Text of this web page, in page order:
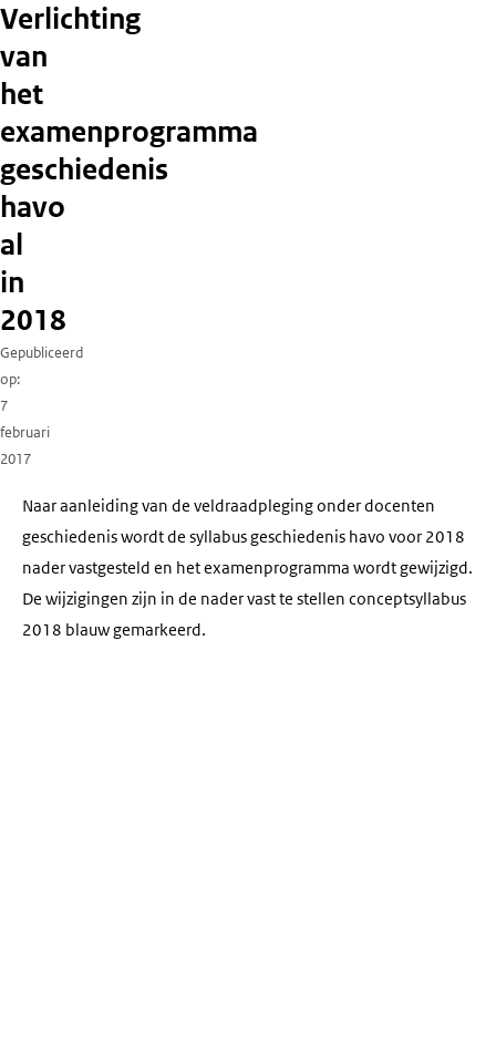
Verlichting
van
het
examenprogramma
geschiedenis
havo
al
in
2018
Gepubliceerd
op
7
februari
2017
Naar aanleiding van de veldraadpleging onder docenten
geschiedenis wordt de syllabus geschiedenis havo voor 2018
nader vastgesteld en het examenprogramma wordt gewijzigd.
De wijzigingen zijn in de nader vast te stellen conceptsyllabus
2018 blauw gemarkeerd.